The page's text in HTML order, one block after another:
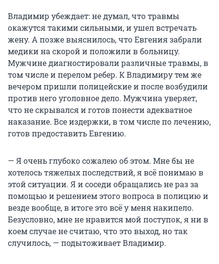
Владимир убеждает: не думал, что травмы
окажутся такими сильными, и ушел встречать
жену. А позже выяснилось, что Евгения забрали
медики на скорой и положили в больницу.
Мужчине диагностировали различные травмы, в
том числе и перелом ребер. К Владимиру тем же
вечером пришли полицейские и после возбудили
против него уголовное дело. Мужчина уверяет,
что не скрывался и готов понести адекватное
наказание. Все издержки, в том числе по лечению,
готов предоставить Евгению.
— Я очень глубоко сожалею об этом. Мне бы не
хотелось тяжелых последствий, я всё понимаю в
этой ситуации. Я и соседи обращались не раз за
помощью и решением этого вопроса в полицию и
везде вообще, в итоге это всё у меня накипело.
Безусловно, мне не нравится мой поступок, я ни в
коем случае не считаю, что это выход, но так
случилось, — подытоживает Владимир.